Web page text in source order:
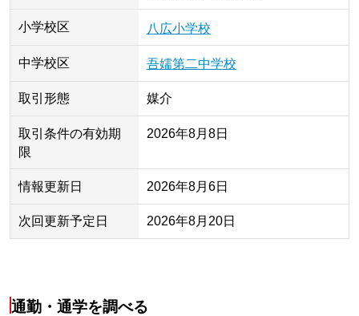
小学校区 八広小学校
中学校区 吾嬬第二中学校
取引形態 媒介
取引条件の有効期
限
2026年8月8日
情報更新日 2026年8月6日
次回更新予定日 2026年8月20日
通勤・通学を調べる